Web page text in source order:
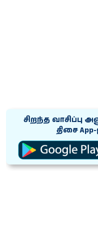
சிறந்த வாசிப்பு
திசை